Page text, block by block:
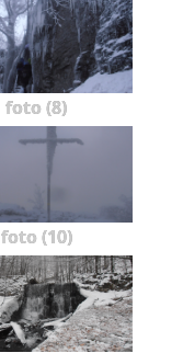
foto (8)
foto (10)